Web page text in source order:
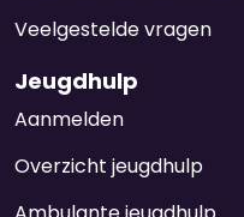
Veelgestelde vragen
Jeugdhulp
Aanmelden
Overzicht jeugdhulp